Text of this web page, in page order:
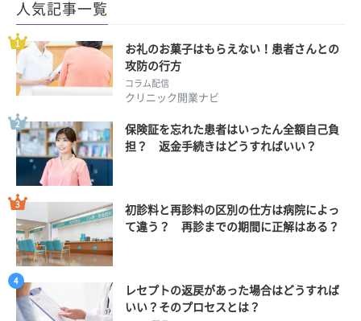
人気記事一覧
お礼のお菓子はもらえない！患者さんとの
攻防の行方
コラム配信
クリニック開業ナビ
保険証を忘れた患者はいったん全額自己負
担？ 返金手続きはどうすればいい？
初診料と再診料の区別の仕方は病院によっ
て違う？ 再診までの期間に正解はある？
レセプトの返戻があった場合はどうすれば
いい？そのプロセスとは？